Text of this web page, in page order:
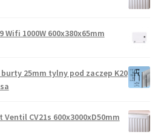
1000W 600x380x65mm
25mm tylny pod zaczep K20
CV21s 600x3000xD50mm